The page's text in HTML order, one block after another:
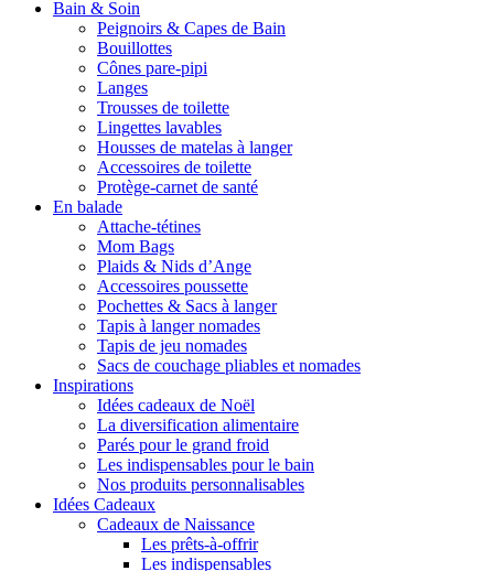
Bain & Soin
Peignoirs & Capes de Bain
Bouillottes
Cônes pare-pipi
Langes
Trousses de toilette
Lingettes lavables
Housses de matelas à langer
Accessoires de toilette
Protège-carnet de santé
En balade
Attache-tétines
Mom Bags
Plaids & Nids d’Ange
Accessoires poussette
Pochettes & Sacs à langer
Tapis à langer nomades
Tapis de jeu nomades
Sacs de couchage pliables et nomades
Inspirations
Idées cadeaux de Noël
La diversification alimentaire
Parés pour le grand froid
Les indispensables pour le bain
Nos produits personnalisables
Idées Cadeaux
Cadeaux de Naissance
Les prêts-à-offrir
Les indispensables